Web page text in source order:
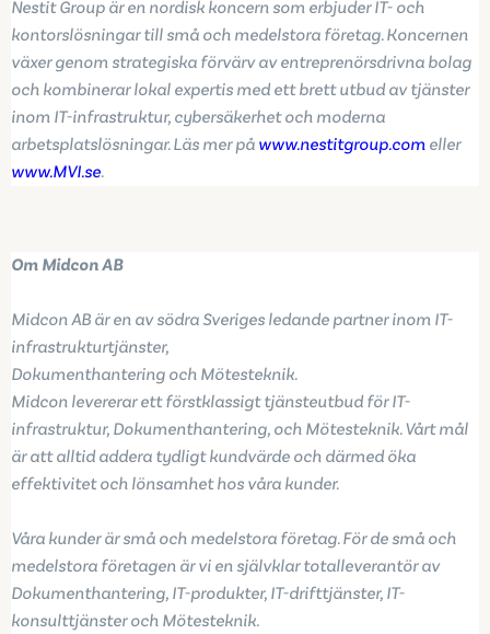
Nestit Group är en nordisk koncern som erbjuder IT- och
kontorslösningar till små och medelstora företag. Koncernen
växer genom strategiska förvärv av entreprenörsdrivna bolag
och kombinerar lokal expertis med ett brett utbud av tjänster
inom IT-infrastruktur, cybersäkerhet och moderna
arbetsplatslösningar. Läs mer på www.nestitgroup.com eller
www.MVI.se.
Om Midcon AB
Midcon AB är en av södra Sveriges ledande partner inom IT-
infrastrukturtjänster,
Dokumenthantering och Mötesteknik.
Midcon levererar ett förstklassigt tjänsteutbud för IT-
infrastruktur, Dokumenthantering, och Mötesteknik. Vårt mål
är att alltid addera tydligt kundvärde och därmed öka
effektivitet och lönsamhet hos våra kunder.
Våra kunder är små och medelstora företag. För de små och
medelstora företagen är vi en självklar totalleverantör av
Dokumenthantering, IT-produkter, IT-drifttjänster, IT-
konsulttjänster och Mötesteknik.